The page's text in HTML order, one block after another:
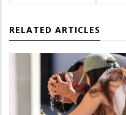
RELATED ARTICLES